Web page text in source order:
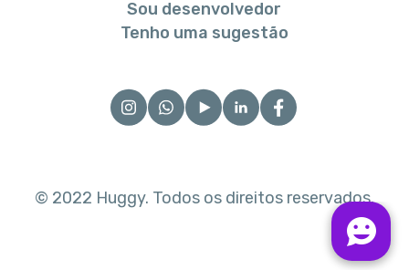
Sou desenvolvedor
Tenho uma sugestão
© 2022 Huggy. Todos os direitos reservados.